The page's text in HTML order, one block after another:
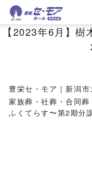
【2023年6月】
豊栄セ・モア | 新潟
家族葬・社葬・合同葬
ふくてらす〜第2期分